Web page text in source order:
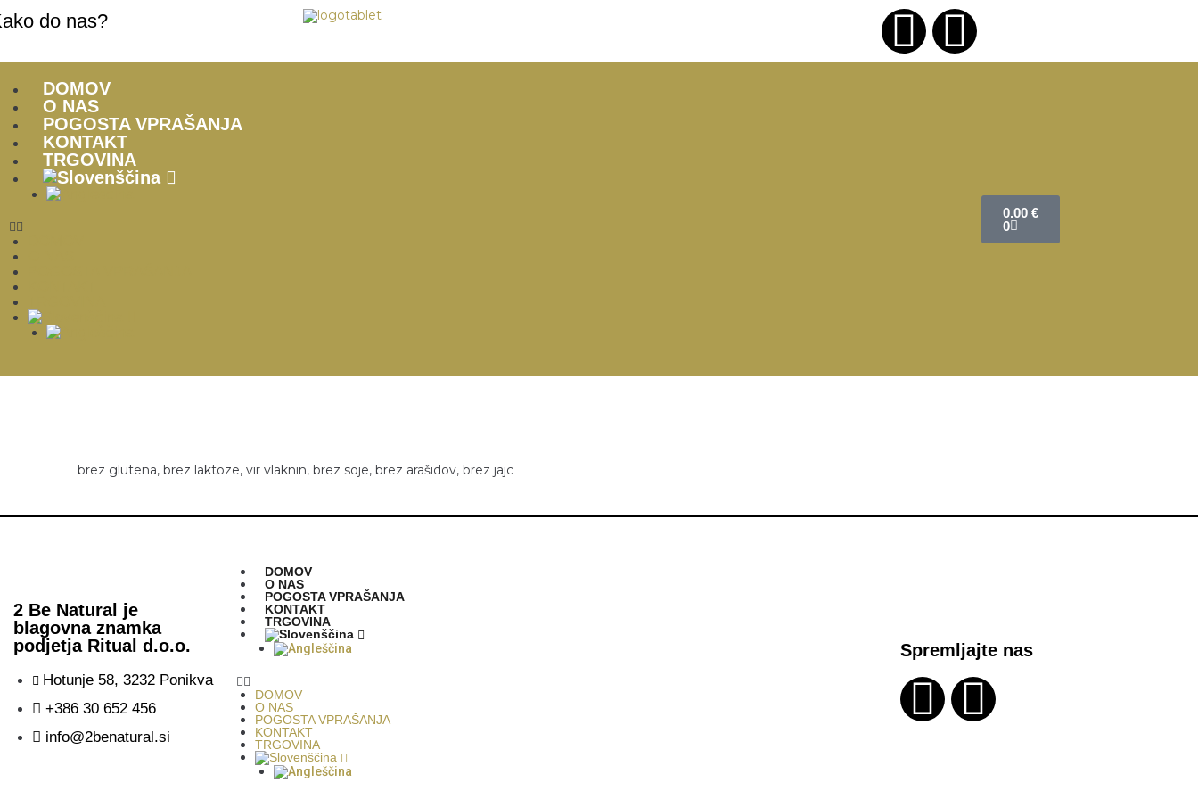
do nas?
DOMOV
O NAS
POGOSTA VPRAŠANJA
KONTAKT
TRGOVINA
0.00 €
0
brez glutena, brez laktoze, vir vlaknin, brez soje, brez arašidov, brez jajc
2 Be Natural je
blagovna znamka
podjetja Ritual d.o.o.
Hotunje 58, 3232 Ponikva
+386 30 652 456
info@2benatural.si
DOMOV
O NAS
POGOSTA VPRAŠANJA
KONTAKT
TRGOVINA
DOMOV
O NAS
POGOSTA VPRAŠANJA
KONTAKT
TRGOVINA
Spremljajte nas